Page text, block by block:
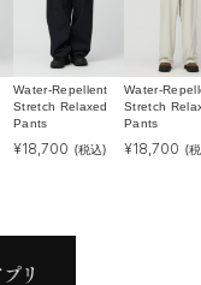
Water-Repellent
Stretch Relaxed
Pants
¥18,700 (税込)
Water-
Stretch
Pants
¥18,700 (